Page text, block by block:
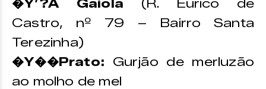
�Y’?A Gaiola (R. Eurico de
Castro, nº 79 – Bairro Santa
Terezinha)
�Y��Prato: Gurjão de merluzão
ao molho de mel